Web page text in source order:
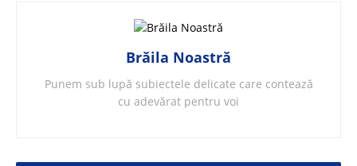
Brăila Noastră
Punem sub lupă subiectele delicate care contează
cu adevărat pentru voi